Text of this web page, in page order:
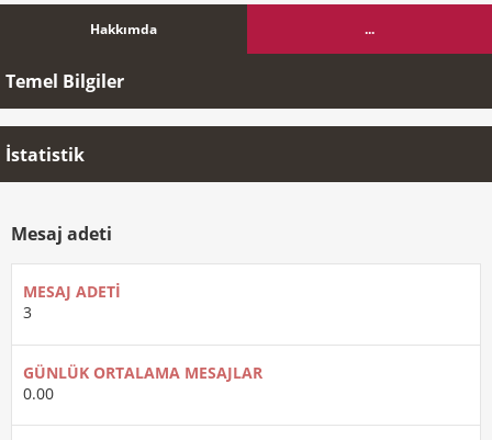
Hakkımda ...
Temel Bilgiler
İstatistik
Mesaj adeti
MESAJ ADETI
3
GÜNLÜK ORTALAMA MESAJLAR
0.00